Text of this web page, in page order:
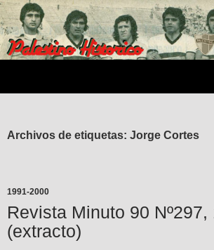
Saltar
al
contenido
Archivos de etiquetas: Jorge Cortes
1991-2000
Revista Minuto 90 Nº297,
(extracto)